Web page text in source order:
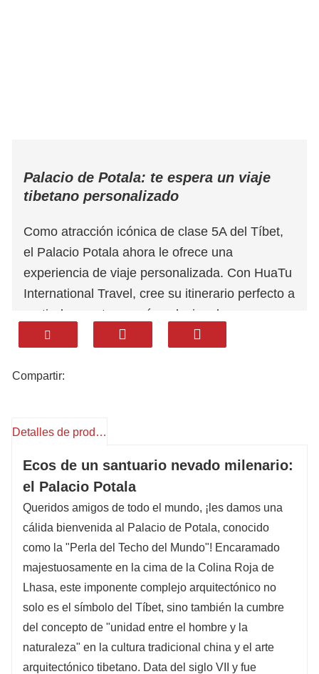
Palacio de Potala: te espera un viaje
tibetano personalizado
Como atracción icónica de clase 5A del Tíbet,
el Palacio Potala ahora le ofrece una
experiencia de viaje personalizada. Con HuaTu
International Travel, cree su itinerario perfecto a
partir de nuestro menú exclusivo de
experiencias tibetanas premium:
tibetano
✓ Murales Antiguos - Galería de arte milenaria
¿Por qué elegir 【HuaTu】?
• Acceso con entradas sin colas
• Guías expertos de habla inglesa
• Duración flexible y paradas para tomar
fotografías.
• Vehículos cómodos adaptados a la altitud
Reserva ahora - ¡Crea tu recuerdo del
palacio hoy!
Compartir:
Detalles de producto
Ecos de un santuario nevado milenario:
el Palacio Potala
Queridos amigos de todo el mundo, ¡les damos una
cálida bienvenida al Palacio de Potala, conocido
como la "Perla del Techo del Mundo"! Encaramado
majestuosamente en la cima de la Colina Roja de
Lhasa, este imponente complejo arquitectónico no
solo es el símbolo del Tíbet, sino también la cumbre
del concepto de "unidad entre el hombre y la
naturaleza" en la cultura tradicional china y el arte
arquitectónico tibetano. Data del siglo VII y fue